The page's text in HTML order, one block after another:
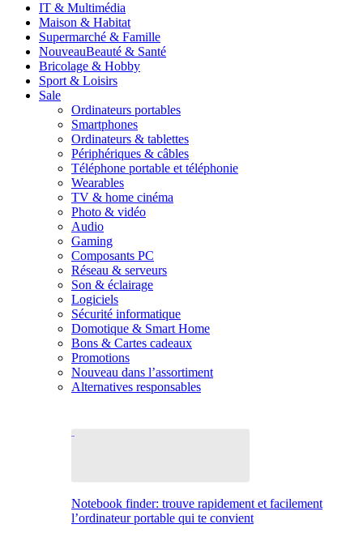
IT & Multimédia
Maison & Habitat
Supermarché & Famille
NouveauBeauté & Santé
Bricolage & Hobby
Sport & Loisirs
Sale
Ordinateurs portables
Smartphones
Ordinateurs & tablettes
Périphériques & câbles
Téléphone portable et téléphonie
Wearables
TV & home cinéma
Photo & vidéo
Audio
Gaming
Composants PC
Réseau & serveurs
Son & éclairage
Logiciels
Sécurité informatique
Domotique & Smart Home
Bons & Cartes cadeaux
Promotions
Nouveau dans l’assortiment
Alternatives responsables
Notebook finder: trouve rapidement et facilement
l’ordinateur portable qui te convient